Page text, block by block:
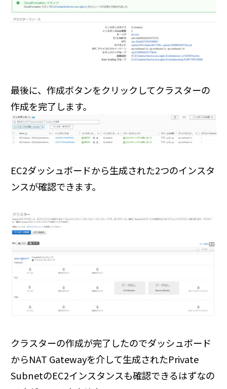
最後に、作成ボタンをクリックしてクラスターの
作成を完了します。
EC2ダッシュボードから生成された2つのインスタ
ンスが確認できます。
クラスターの作成が完了したのでダッシュボード
からNAT Gatewayを介して生成されたPrivate
SubnetのEC2インスタンスも確認できるはずなの